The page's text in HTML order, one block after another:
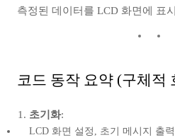
측정된 데이터를 LCD 화면에 표
코드 동작 요약 (구체적
초기화:
LCD 화면 설정, 초기 메시지 출